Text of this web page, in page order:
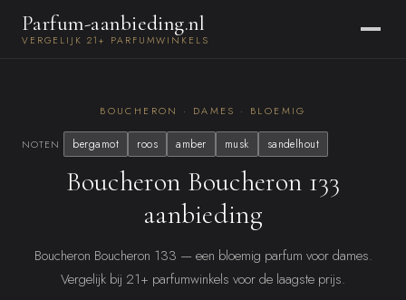
Parfum-aanbieding.nl
VERGELIJK 21+ PARFUMWINKELS
BOUCHERON · DAMES · BLOEMIG
NOTEN bergamot roos amber musk sandelhout
Boucheron Boucheron 133
aanbieding
Boucheron Boucheron 133 — een bloemig parfum voor dames.
Vergelijk bij 21+ parfumwinkels voor de laagste prijs.